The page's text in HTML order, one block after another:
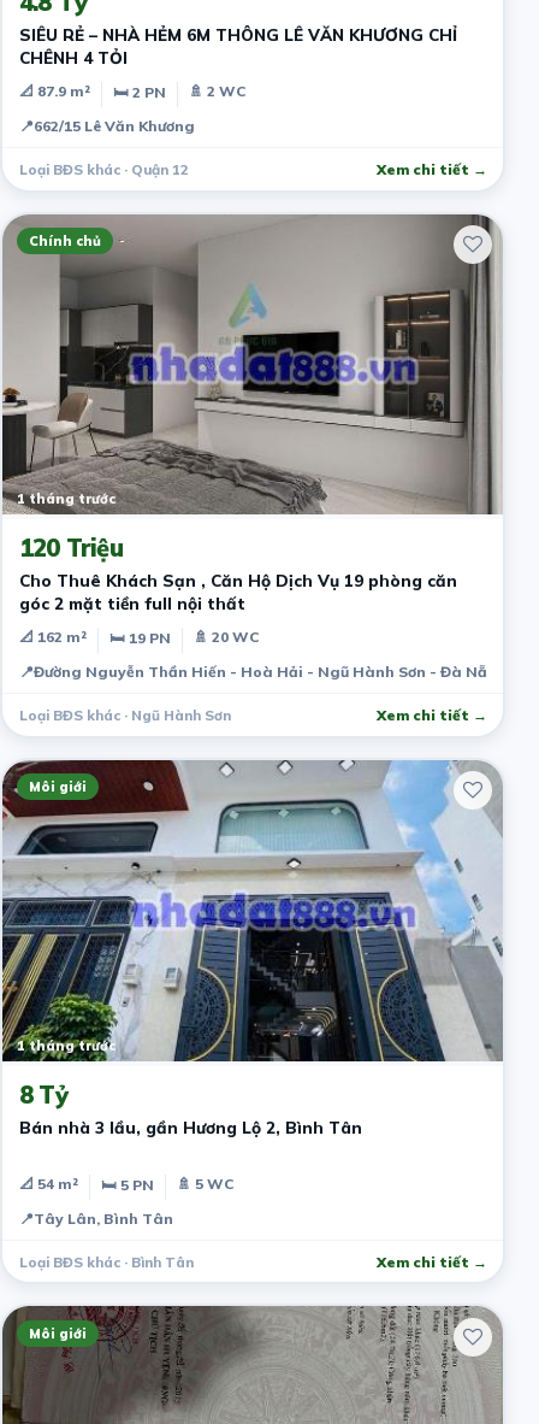
SIÊU RẺ – NHÀ HẺM 6M THÔNG LÊ VĂN KHƯƠNG CHỈ
CHÊNH 4 TỎI
📐 87.9 m² 🛏 2 PN
🚿 2 WC
📍662/15 Lê Văn Khương
Loại BĐS khác · Quận 12 Xem chi tiết →
Chính chủ
1 tháng trước
120 Triệu
Cho Thuê Khách Sạn , Căn Hộ Dịch Vụ 19 phòng căn
góc 2 mặt tiền full nội thất
📐 162 m² 🛏 19 PN
🚿 20 WC
📍Đường Nguyễn Thần Hiến - Hoà Hải - Ngũ Hành Sơn - Đà Nẵng
Loại BĐS khác · Ngũ Hành Sơn Xem chi tiết →
Môi giới
1 tháng trước
8 Tỷ
Bán nhà 3 lầu, gần Hương Lộ 2, Bình Tân
📐 54 m² 🛏 5 PN
🚿 5 WC
📍Tây Lân, Bình Tân
Loại BĐS khác · Bình Tân Xem chi tiết →
Môi giới